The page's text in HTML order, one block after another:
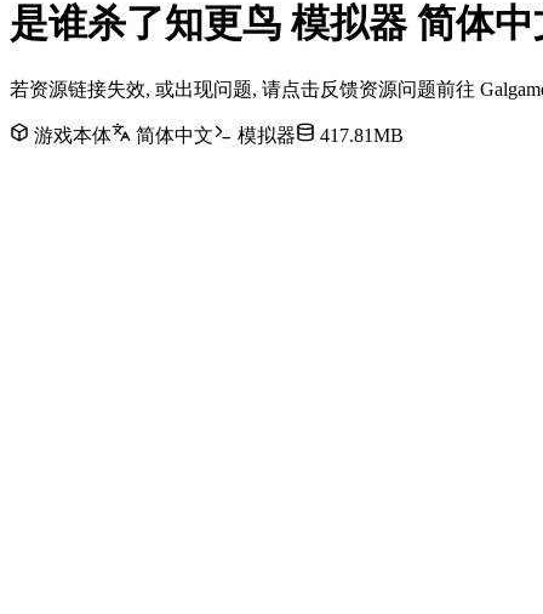
是谁杀了知更鸟 模拟器 简体
若资源链接失效, 或出现问题, 请点击反馈资源问题前往
游戏本体 简体中文 模拟器 417.81MB